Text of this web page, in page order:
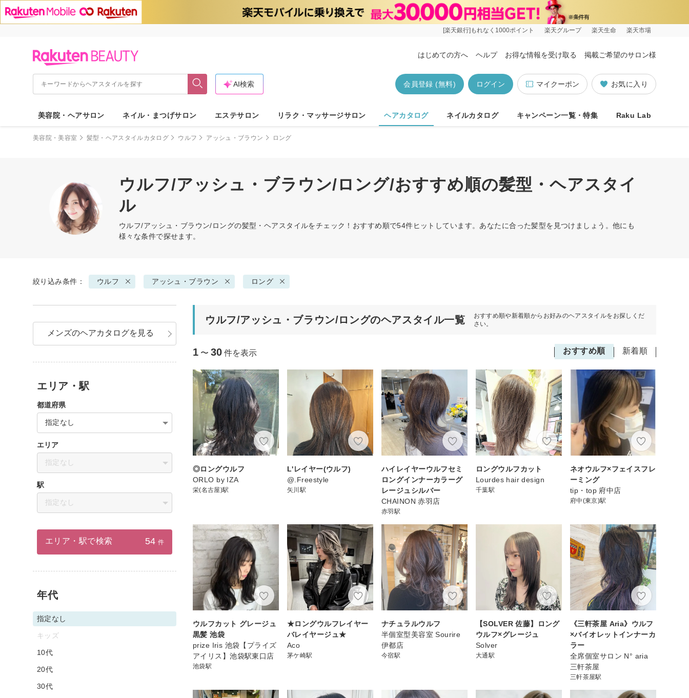
[楽天銀行]もれなく1000ポイント 楽天グループ 楽天生命 楽天市場
はじめての方へ ヘルプ お得な情報を受け取る 掲載ご希望のサロン様
お気に入り
マイクーポン
ログイン
会員登録 (無料)
AI検索
美容院・ヘアサロン ネイル・まつげサロン エステサロン リラク・マッサージサロン ヘアカタログ ネイルカタログ キャンペーン一覧・特集 Raku Lab
美容院・美容室 髪型・ヘアスタイルカタログ ウルフ アッシュ・ブラウン ロング
ウルフ/アッシュ・ブラウン/ロング/おすすめ順の髪型・ヘアスタイ
ル
ウルフ/アッシュ・ブラウン/ロングの髪型・ヘアスタイルをチェック！おすすめ順で54件ヒットしています。あなたに合った髪型を見つけましょう。他にも
様々な条件で探せます。
絞り込み条件： ウルフ アッシュ・ブラウン ロング
ウルフ/アッシュ・ブラウン/ロングのヘアスタイル一覧
おすすめ順や新着順からお好みのヘアスタイルをお探しくだ
さい。
おすすめ順 新着順
1 〜 30 件を表示
◎ロングウルフ
ORLO by IZA
栄(名古屋)駅
L'レイヤー(ウルフ)
@.Freestyle
矢川駅
ハイレイヤーウルフセミ
ロングインナーカラーグ
レージュシルバー
CHAINON 赤羽店
赤羽駅
ロングウルフカット
Lourdes hair design
千葉駅
ネオウルフ×フェイスフレ
ーミング
tip・top 府中店
府中(東京)駅
ウルフカット グレージュ
黒髪 池袋
prize Iris 池袋【プライズ
アイリス】池袋駅東口店
池袋駅
★ロングウルフレイヤー
バレイヤージュ★
Aco
茅ケ崎駅
ナチュラルウルフ
半個室型美容室 Sourire
伊都店
今宿駅
【SOLVER 佐藤】ロング
ウルフ×グレージュ
Solver
大通駅
《三軒茶屋 Aria》ウルフ
×バイオレットインナーカ
ラー
全席個室サロン N° aria
三軒茶屋
三軒茶屋駅
メンズのヘアカタログを見る
エリア・駅
都道府県
指定なし
エリア
指定なし
駅
指定なし
エリア・駅で検索 54 件
年代
指定なし
キッズ
10代
20代
30代